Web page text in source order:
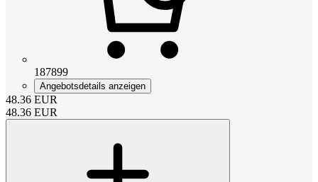
187899
Angebotsdetails anzeigen
48.36 EUR
48.36 EUR